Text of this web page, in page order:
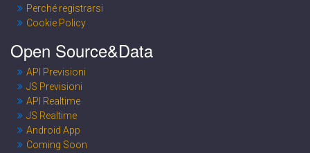
Perché registrarsi
Cookie Policy
Open Source&Data
API Previsioni
JS Previsioni
API Realtime
JS Realtime
Android App
Coming Soon